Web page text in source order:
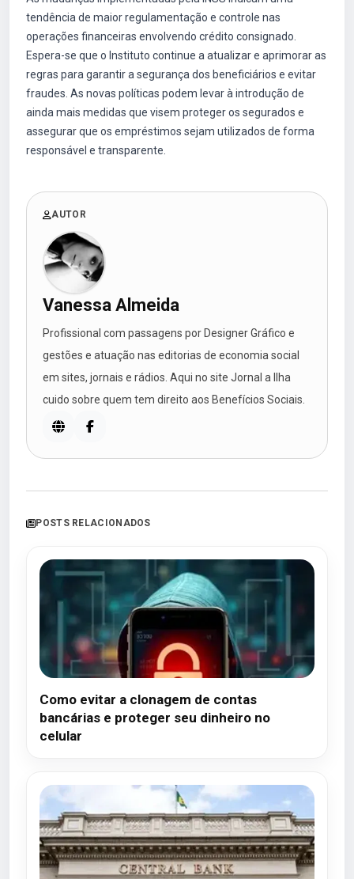
tendência de maior regulamentação e controle nas
operações financeiras envolvendo crédito consignado.
Espera-se que o Instituto continue a atualizar e aprimorar as
regras para garantir a segurança dos beneficiários e evitar
fraudes. As novas políticas podem levar à introdução de
ainda mais medidas que visem proteger os segurados e
assegurar que os empréstimos sejam utilizados de forma
responsável e transparente.
AUTOR
Vanessa Almeida
Profissional com passagens por Designer Gráfico e
gestões e atuação nas editorias de economia social
em sites, jornais e rádios. Aqui no site Jornal a Ilha
cuido sobre quem tem direito aos Benefícios Sociais.
POSTS RELACIONADOS
Como evitar a clonagem de contas
bancárias e proteger seu dinheiro no
celular